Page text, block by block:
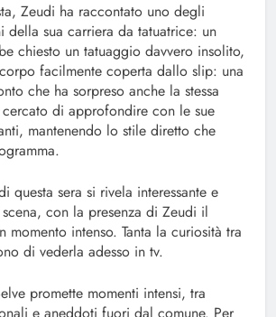
Zeudi ha raccontato uno degli
della sua carriera da tatuatrice: un
chiesto un tatuaggio davvero insolito,
facilmente coperta dallo slip: una
che ha sorpreso anche la stessa
di approfondire con le sue
mantenendo lo stile diretto che
questa sera si rivela interessante e
con la presenza di Zeudi il
momento intenso. Tanta la curiosità tra
di vederla adesso in tv.
promette momenti intensi, tra